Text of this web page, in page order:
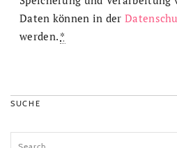
Daten können in der
werden. *
SUCHE